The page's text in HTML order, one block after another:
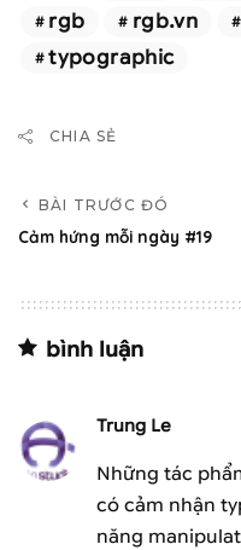
rgb
rgb.vn
typographic
CHIA SẺ
BÀI TRƯỚC ĐÓ
Cảm hứng mỗi ngày #19
bình luận
Trung Le
Những tác
có cảm nhận
năng